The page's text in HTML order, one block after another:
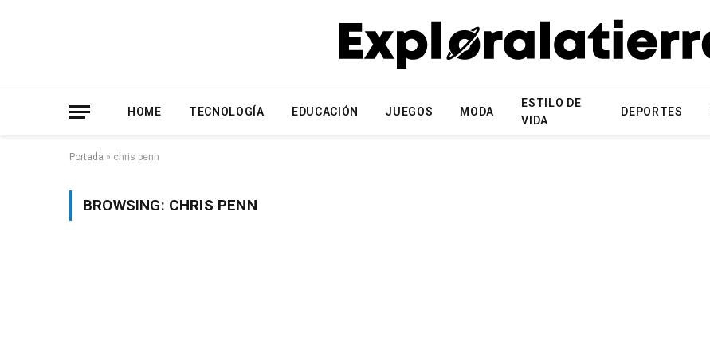
HOME TECNOLOGÍA EDUCACIÓN JUEGOS MODA
ESTILO DE
VIDA
DEPORTES
Portada » chris penn
BROWSING: CHRIS PENN